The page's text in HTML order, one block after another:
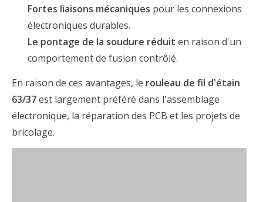
Fortes liaisons mécaniques pour les connexions
électroniques durables.
Le pontage de la soudure réduiten raison d'un
comportement de fusion contrôlé.
En raison de ces avantages, le rouleau de fil d'étain
63/37est largement préféré dans l'assemblage
électronique, la réparation des PCB et les projets de
bricolage.